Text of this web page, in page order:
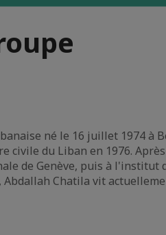
né le 16 juillet 1974 à
civile du Liban en 1976.
de Genève, puis à l'institut
Chatila vit